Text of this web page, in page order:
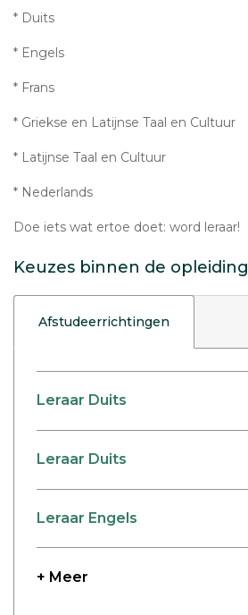
* Duits
* Engels
* Frans
* Griekse en Latijnse Taal en Cultuur
* Latijnse Taal en Cultuur
* Nederlands
Doe iets wat ertoe doet: word leraar!
Keuzes binnen de opleiding
Afstudeerrichtingen
Leraar Duits
Leraar Duits
Leraar Engels
+ Meer